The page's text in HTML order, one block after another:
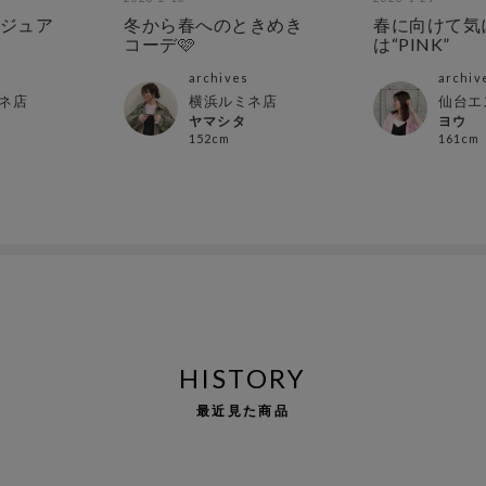
ュア
店
冬から春へのときめき
コーデ🩷
archives
横浜ルミネ店
ヤマシタ
152cm
春に向けて気
は“PINK”
仙台エ
ヨウ
161cm
HISTORY
最近見た商品